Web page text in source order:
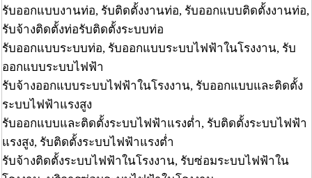
รับออกแบบงานท่อ, รับติดตั้งงานท่อ, รับออกแบบติดตั้งงานท่อ,
รับจ้างติดตั้งท่อรับติดตั้งระบบท่อ
รับออกแบบระบบท่อ, รับออกแบบระบบไฟฟ้าในโรงงาน, รับ
ออกแบบระบบไฟฟ้า
รับจ้างออกแบบระบบไฟฟ้าในโรงงาน, รับออกแบบและติดตั้ง
ระบบไฟฟ้าแรงสูง
รับออกแบบและติดตั้งระบบไฟฟ้าแรงต่ำ, รับติดตั้งระบบไฟฟ้า
แรงสูง, รับติดตั้งระบบไฟฟ้าแรงต่ำ
รับจ้างติดตั้งระบบไฟฟ้าในโรงงาน, รับซ่อมระบบไฟฟ้าใน